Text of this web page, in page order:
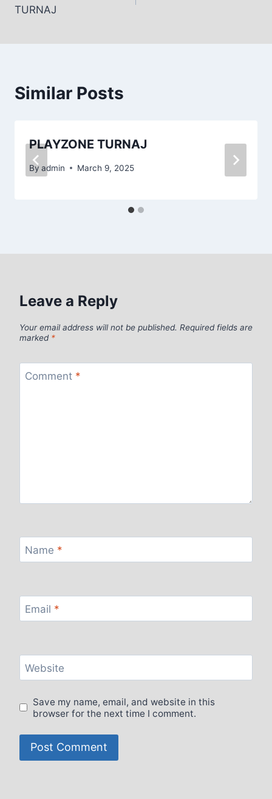
TURNAJ
Similar Posts
PLAYZONE TURNAJ
By admin March 9, 2025
Leave a Reply
Your email address will not be published. Required fields are
marked *
Comment *
Name *
Email *
Website
Save my name, email, and website in this
browser for the next time I comment.